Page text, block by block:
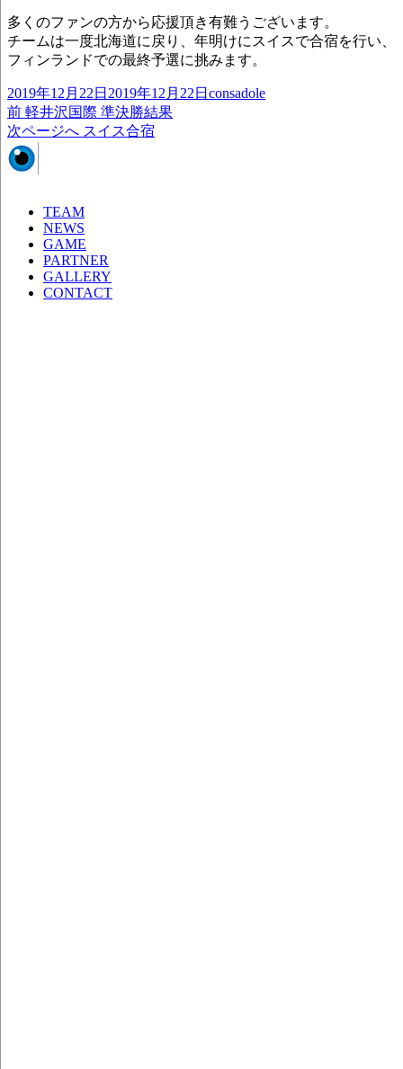
多くのファンの方から応援頂き有難うございます。
チームは一度北海道に戻り、年明けにスイスで合宿を行い、
フィンランドでの最終予選に挑みます。
投
稿
日:
2019年12月22日 2019年12月22日 作
consadole
投
稿
ナ
前 前
の
投
稿:
軽井沢国際 準決勝結果
次ページへ 次
スイス合宿
TEAM
NEWS
GAME
PARTNER
GALLERY
CONTACT